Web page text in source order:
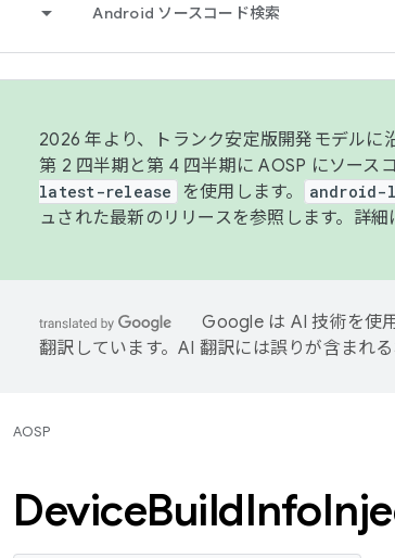
Android ソースコード検索
2026 年より、トランク安定版開発モデルに
第 2 四半期と第 4 四半期に AOSP にソース
latest-release
を使用します。 android-
ュされた最新のリリースを参照します。詳細
Google は AI 技術を使
翻訳しています。AI 翻訳には誤りが含まれる
AOSP
DeviceBuildInfo